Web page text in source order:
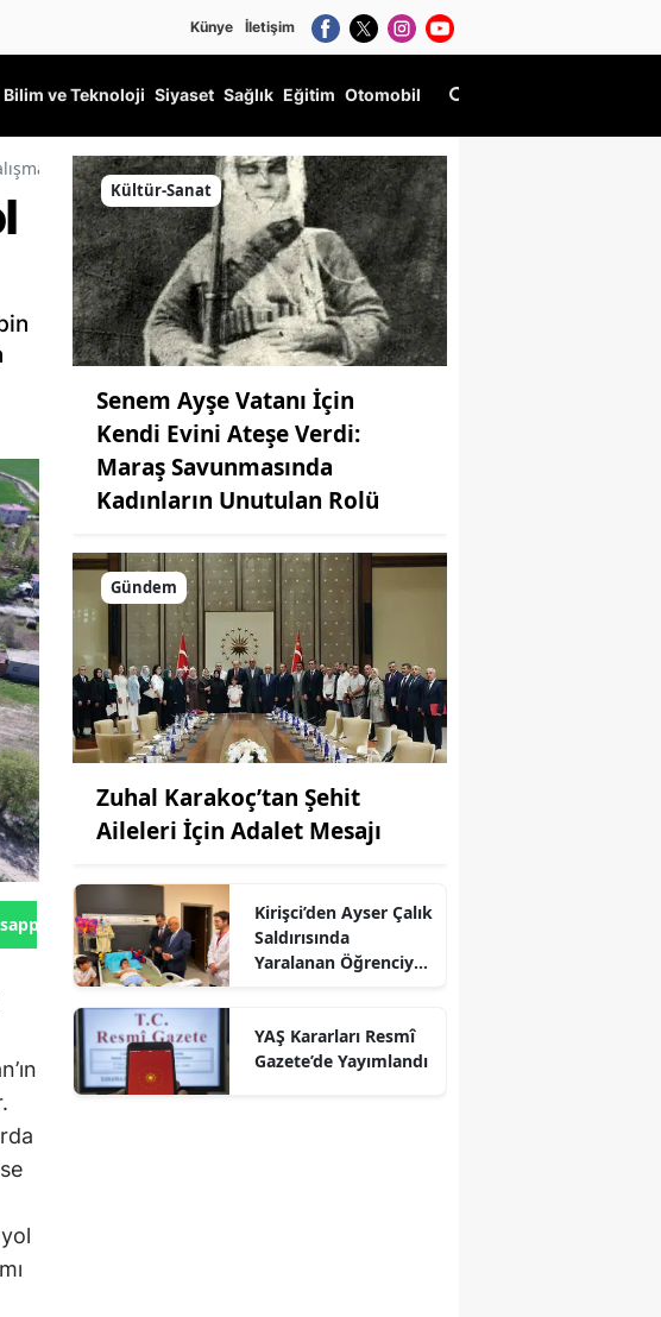
Künye İletişim
Bilim ve Teknoloji Siyaset Sağlık Eğitim Otomobil
Başladı
Gönder
Kültür-Sanat
Senem Ayşe Vatanı İçin
Kendi Evini Ateşe Verdi:
Maraş Savunmasında
Kadınların Unutulan Rolü
Gündem
Zuhal Karakoç’tan Şehit
Aileleri İçin Adalet Mesajı
Kirişci’den Ayser Çalık
Saldırısında
Yaralanan Öğrenciye
YAŞ Kararları Resmî
Gazete’de Yayımlandı